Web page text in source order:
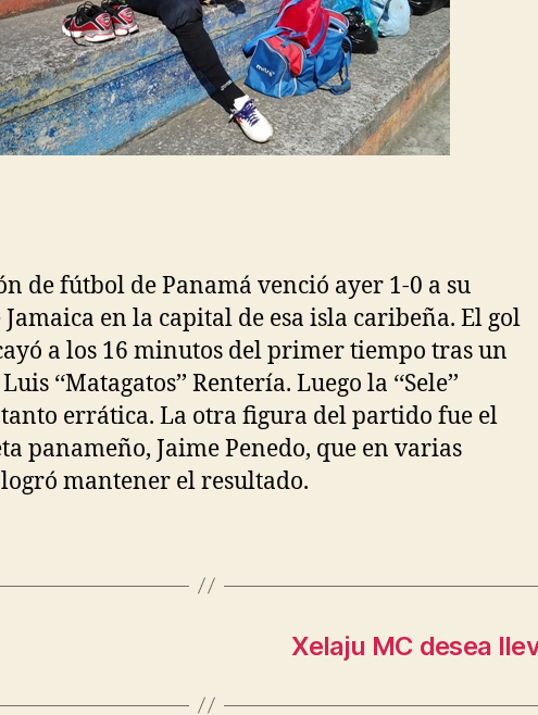
de fútbol de Panamá venció ayer 1-0 a su
en la capital de esa isla caribeña. El gol
a los 16 minutos del primer tiempo tras un
‘‘Matagatos’’ Rentería. Luego la ‘‘Sele’’
errática. La otra figura del partido fue el
panameño, Jaime Penedo, que en varias
mantener el resultado.
Xelaju MC desea